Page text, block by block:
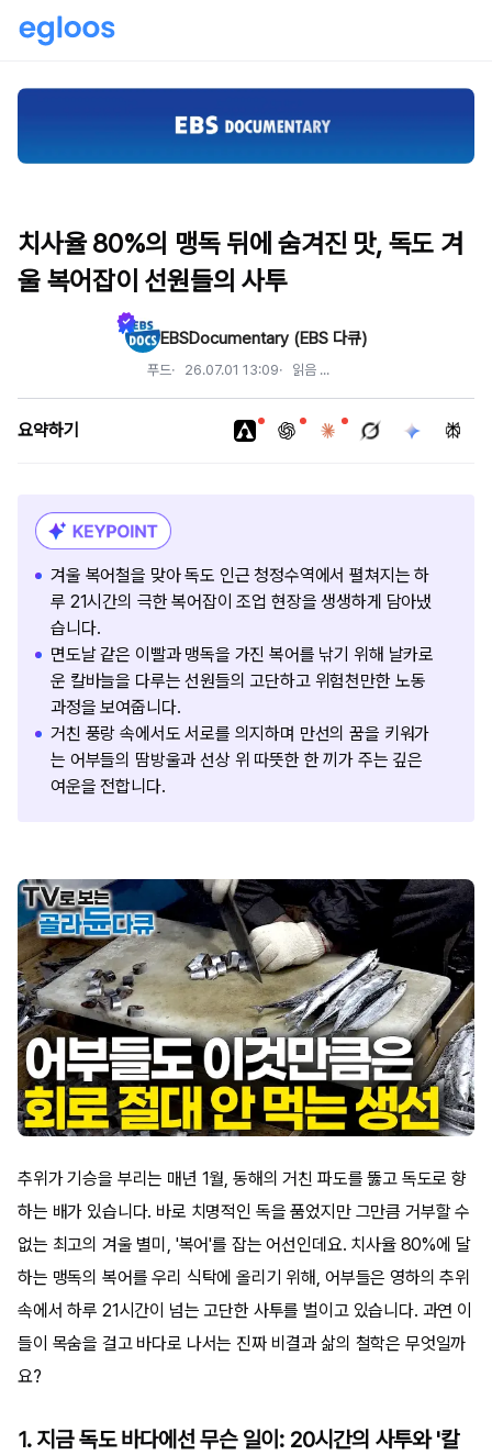
치사율 80%의 맹독 뒤에 숨겨진 맛, 독도 겨
울 복어잡이 선원들의 사투
EBSDocumentary (EBS 다큐)
푸드 26.07.01 13:09 읽음 ...
요약하기
겨울 복어철을 맞아 독도 인근 청정수역에서 펼쳐지는 하
루 21시간의 극한 복어잡이 조업 현장을 생생하게 담아냈
습니다.
면도날 같은 이빨과 맹독을 가진 복어를 낚기 위해 날카로
운 칼바늘을 다루는 선원들의 고단하고 위험천만한 노동
과정을 보여줍니다.
거친 풍랑 속에서도 서로를 의지하며 만선의 꿈을 키워가
는 어부들의 땀방울과 선상 위 따뜻한 한 끼가 주는 깊은
여운을 전합니다.
추위가 기승을 부리는 매년 1월, 동해의 거친 파도를 뚫고 독도로 향
하는 배가 있습니다. 바로 치명적인 독을 품었지만 그만큼 거부할 수
없는 최고의 겨울 별미, '복어'를 잡는 어선인데요. 치사율 80%에 달
하는 맹독의 복어를 우리 식탁에 올리기 위해, 어부들은 영하의 추위
속에서 하루 21시간이 넘는 고단한 사투를 벌이고 있습니다. 과연 이
들이 목숨을 걸고 바다로 나서는 진짜 비결과 삶의 철학은 무엇일까
요?
1. 지금 독도 바다에선 무슨 일이: 20시간의 사투와 '칼